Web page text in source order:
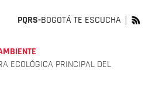
PQRS-BOGOTÁ TE ESCUCHA
ECOLÓGICA PRINCIPAL DEL